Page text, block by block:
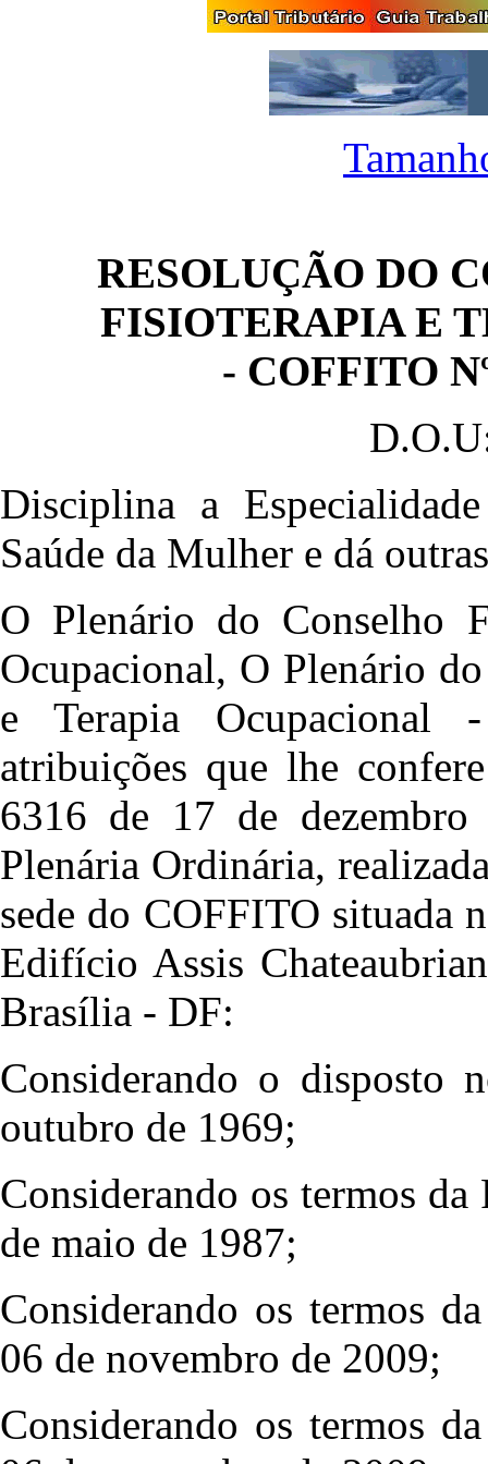
RESOLUÇÃO DO
FISIOTERAPIA E
- COFFITO
Disciplina a
Saúde da Mulher e dá
O Plenário do Conselho
Ocupacional, O Plenário
e Terapia Ocupacional
atribuições que lhe
6316 de 17 de
Plenária Ordinária,
sede do COFFITO situada
Edifício Assis
Brasília - DF:
Considerando o disposto
outubro de 1969;
Considerando os termos
de maio de 1987;
Considerando os termos
06 de novembro de 2009;
Considerando os termos